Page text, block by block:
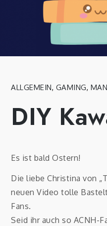
ALLGEMEIN, GAMING,
DIY
Es ist bald Ostern!
Die liebe Christina von
neuen Video tolle
Fans.
Seid ihr auch so ACNH-